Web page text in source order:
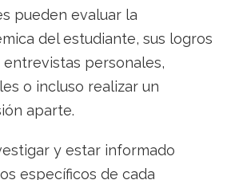
pueden evaluar la
del estudiante, sus logros
personales,
o incluso realizar un
aparte.
y estar informado
específicos de cada